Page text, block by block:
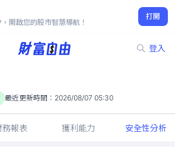
開啟您的股市智慧導航！
打開
登入
105.00
-2.32%
最近更新時間： 2026/08/07 05:30
務報表 獲利能力 安全性分析